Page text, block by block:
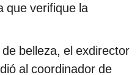
que verifique la
belleza, el exdirector
al coordinador de